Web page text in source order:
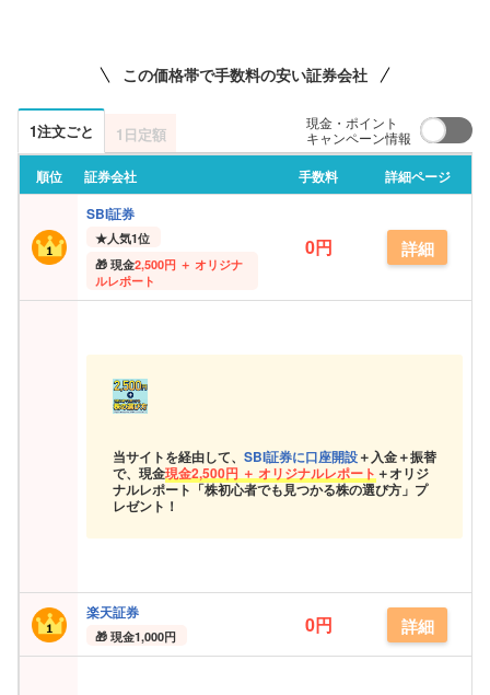
この価格帯で手数料の安い証券会社
1注文ごと 1日定額
現金・ポイント
キャンペーン情報
順位 証券会社 手数料
詳細ページ
SBI証券
★人気1位
現金2,500円 ＋ オリジナ
ルレポート
0円 詳細
当サイトを経由して、 SBI証券に口座開設＋入金＋振替
で、現金現金2,500円 ＋ オリジナルレポート ＋オリジ
ナルレポート「株初心者でも見つかる株の選び方」プ
レゼント！
楽天証券
現金1,000円 0円 詳細